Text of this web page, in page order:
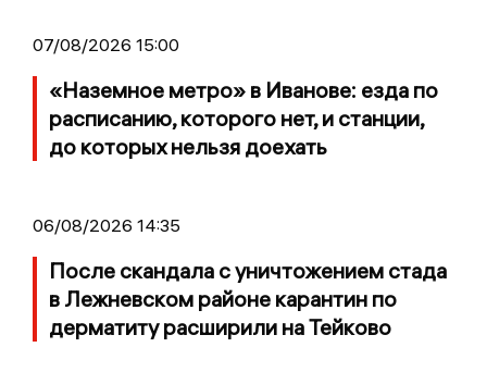
07/08/2026 15:00
«Наземное метро» в Иванове: езда по
расписанию, которого нет, и станции,
до которых нельзя доехать
06/08/2026 14:35
После скандала с уничтожением стада
в Лежневском районе карантин по
дерматиту расширили на Тейково